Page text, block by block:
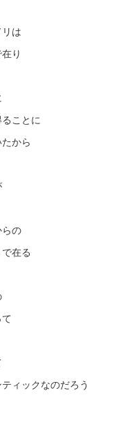
は
り
ことに
から
の
在る
ィックなのだろう